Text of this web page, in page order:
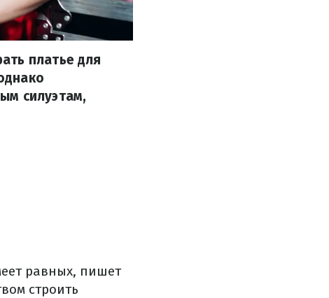
платье для
силуэтам,
равных, пишет
строить